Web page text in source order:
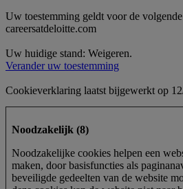
Uw toestemming geldt voor de
careersatdeloitte.com
Uw huidige stand: Weigeren.
Verander uw toestemming
Cookieverklaring laatst bijgewerkt op
Noodzakelijk (8)
Noodzakelijke cookies helpen een
maken, door basisfuncties als
beveiligde gedeelten van de website